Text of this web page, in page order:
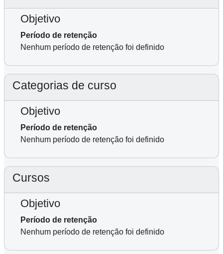
Objetivo
Período de retenção
Nenhum período de retenção foi definido
Categorias de curso
Objetivo
Período de retenção
Nenhum período de retenção foi definido
Cursos
Objetivo
Período de retenção
Nenhum período de retenção foi definido